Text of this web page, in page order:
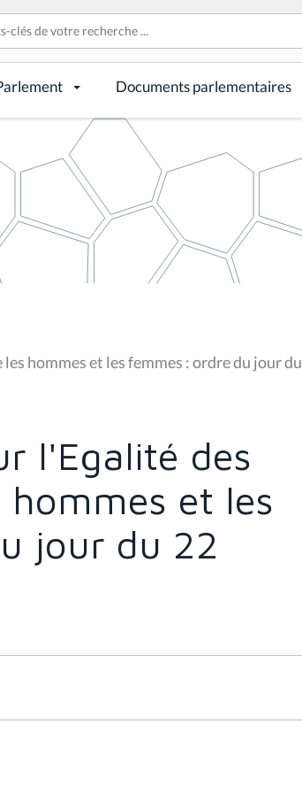
Documents parlementaires
hommes et les femmes : ordre du jour du
l'Egalité des
hommes et les
jour du 22